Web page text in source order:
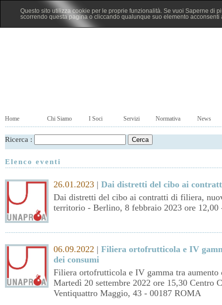
Questo sito utilizza cookie per le proprie funzionalità. Se vuoi Saperne di
scorrendo questa pagina o cliccando qualunque suo elemento acconsenti
Home Chi Siamo I Soci Servizi Normativa News
Ricerca :
Elenco eventi
26.01.2023 | Dai distretti del cibo ai
Dai distretti del cibo ai contratti di filiera,
territorio - Berlino, 8 febbraio 2023 ore 12,00
06.09.2022 | Filiera ortofrutticola e IV
dei consumi
Filiera ortofrutticola e IV gamma tra
Martedì 20 settembre 2022 ore 15,30 Centro
Ventiquattro Maggio, 43 - 00187 ROMA